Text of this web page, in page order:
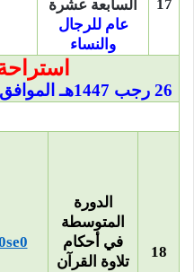
17
السابعة عشرة
عام للرجال
والنساء
26 رجب 1447هـ الموافق 16 يناير 2026م — 26 شعبان 1447هـ الموافق 14 فبراير 2026م
18
الدورة
المتوسطة
في أحكام
تلاوة القرآن